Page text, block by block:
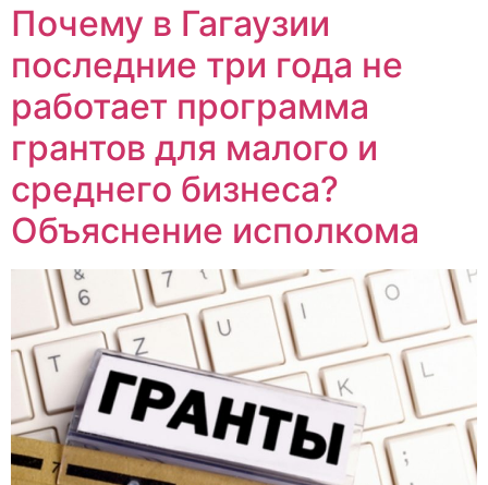
Почему в Гагаузии
последние три года не
работает программа
грантов для малого и
среднего бизнеса?
Объяснение исполкома